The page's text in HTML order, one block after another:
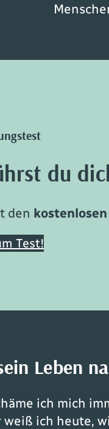
du
den
Test!
Leben
ich mich
weiß ich heute,